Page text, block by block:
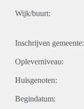
Wijk/buurt:
Inschrijven gemeente:
Opleverniveau:
Huisgenoten:
Begindatum: